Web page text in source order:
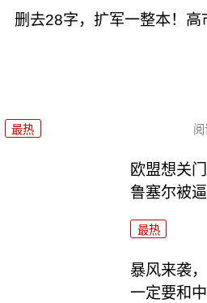
删去28字，扩军一整本！高
最热
欧盟想关
鲁塞尔被
最热
暴风来袭
一定要和